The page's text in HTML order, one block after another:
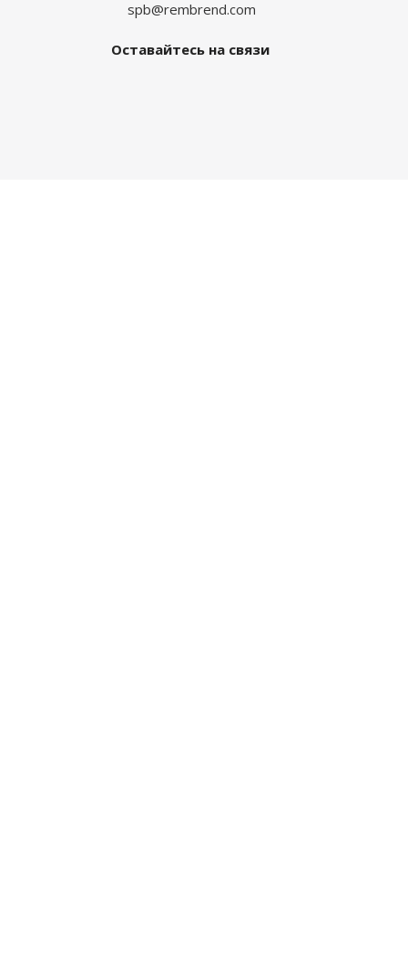
spb@rembrend.com
Оставайтесь на связи